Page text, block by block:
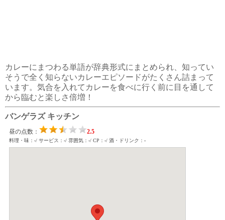
カレーにまつわる単語が辞典形式にまとめられ、知ってい
そうで全く知らないカレーエピソードがたくさん詰まって
います。気合を入れてカレーを食べに行く前に目を通して
から臨むと楽しさ倍増！
バンゲラズ キッチン